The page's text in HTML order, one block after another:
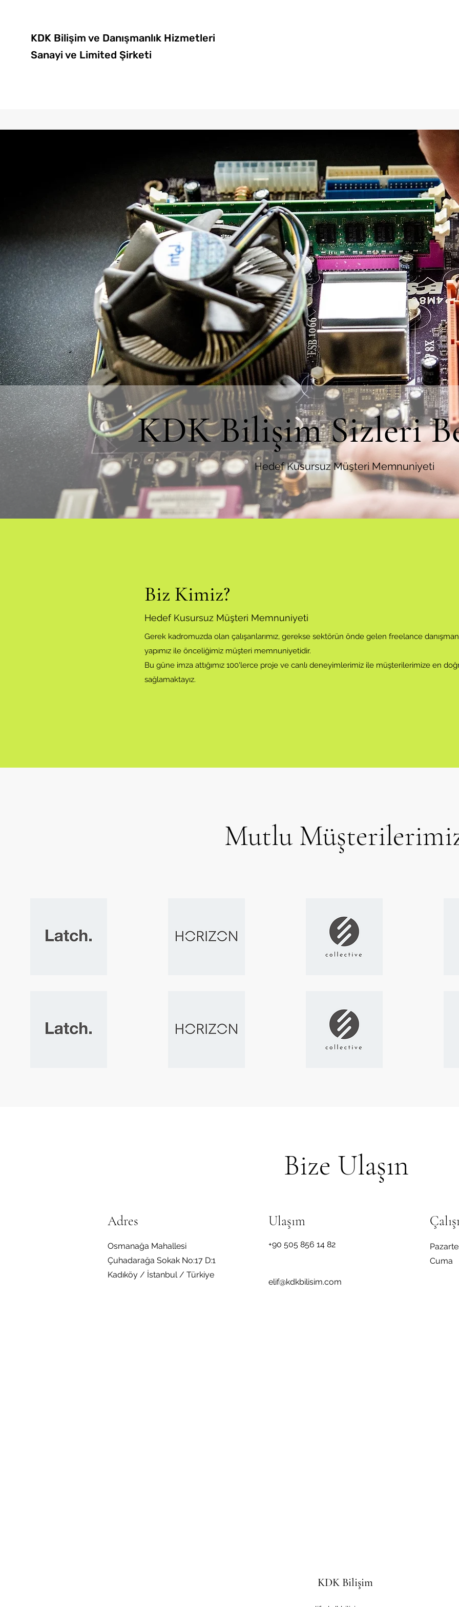
KDK Bilişim ve Danışmanlık Hizmetleri
Sanayi ve Limited Şirketi
KDK Bilişim Sizleri
Hedef Kusursuz Müşteri Memnuniyeti
Biz Kimiz?
Hedef Kusursuz Müşteri Memnuniyeti
Gerek kadromuzda olan çalışanlarımız, gerekse sektörün önde gelen freelance
yapımız ile önceliğimiz müşteri memnuniyetidir.
Bu güne imza attığımız 100'lerce proje ve canlı deneyimlerimiz ile müşterilerimize en
sağlamaktayız.
Mutlu
Bize Ulaşın
Adres
Osmanağa Mahallesi
Çuhadarağa Sokak No:17 D:1
Kadıköy / İstanbul / Türkiye
Ulaşım
+90 505 856 14 82
elif@kdkbilisim.com
Cuma
KDK Bilişim